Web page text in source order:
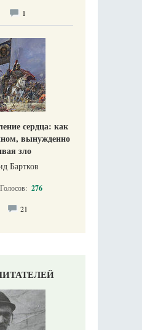
1
сердца: как
вынужденно
зло
Бартков
Голосов: 276
21